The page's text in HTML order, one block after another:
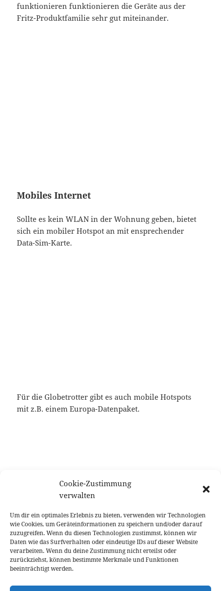
Cookie-Zustimmung
verwalten
Um dir ein optimales Erlebnis zu bieten, verwenden wir Technologien
wie Cookies, um Geräteinformationen zu speichern und/oder darauf
zuzugreifen. Wenn du diesen Technologien zustimmst, können wir
Daten wie das Surfverhalten oder eindeutige IDs auf dieser Website
verarbeiten. Wenn du deine Zustimmung nicht erteilst oder
zurückziehst, können bestimmte Merkmale und Funktionen
beeinträchtigt werden.
funktionieren funktionieren die Geräte aus der
Fritz-Produktfamilie sehr gut miteinander.
Mobiles Internet
Sollte es kein WLAN in der Wohnung geben, bietet
sich ein mobiler Hotspot an mit ensprechender
Data-Sim-Karte.
Für die Globetrotter gibt es auch mobile Hotspots
mit z.B. einem Europa-Datenpaket.
Das Kleingedruckte: Als Amazon-Partner verdiene ich an
qualifizierten Verkäufen.